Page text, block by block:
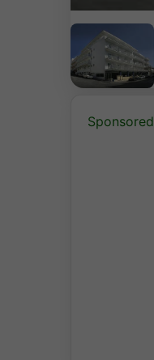
Sponsored